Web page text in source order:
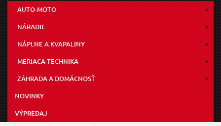
AUTO-MOTO
NÁRADIE
NÁPLNE A KVAPALINY
MERIACA TECHNIKA
ZÁHRADA A DOMÁCNOSŤ
NOVINKY
VÝPREDAJ